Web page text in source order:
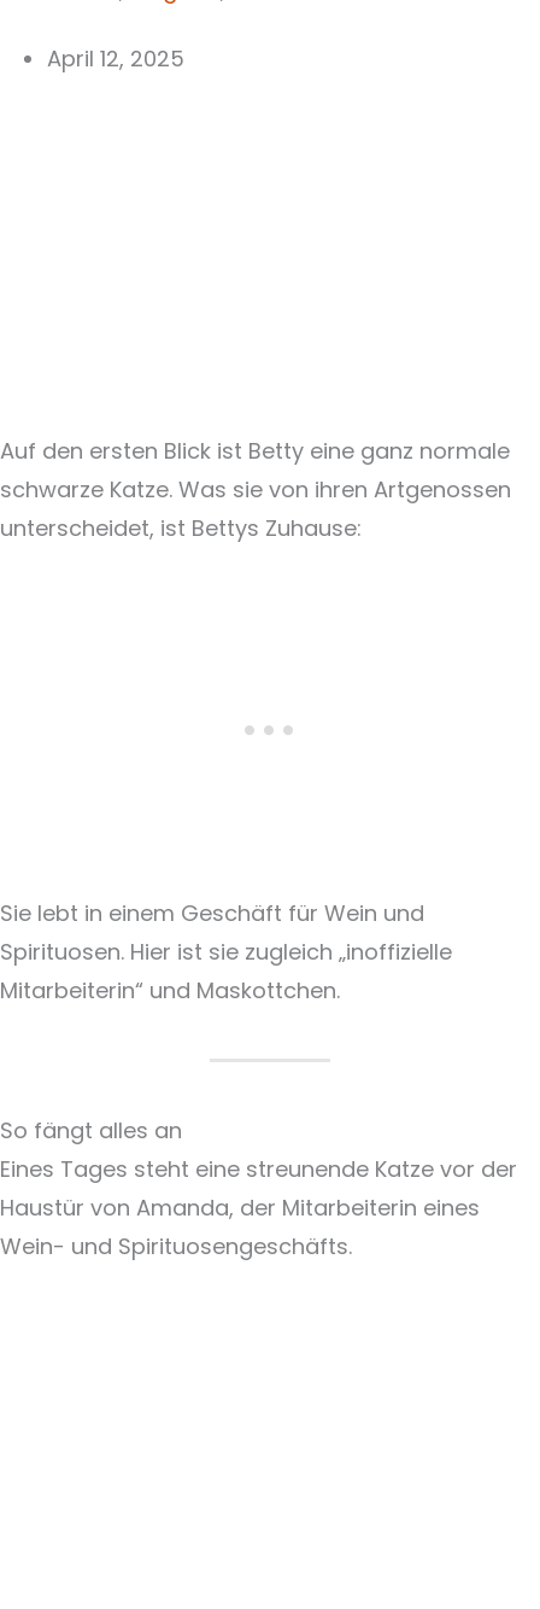
April 12, 2025
Auf den ersten Blick ist Betty eine ganz normale
schwarze Katze. Was sie von ihren Artgenossen
unterscheidet, ist Bettys Zuhause:
Sie lebt in einem Geschäft für Wein und
Spirituosen. Hier ist sie zugleich „inoffizielle
Mitarbeiterin“ und Maskottchen.
So fängt alles an
Eines Tages steht eine streunende Katze vor der
Haustür von Amanda, der Mitarbeiterin eines
Wein- und Spirituosengeschäfts.